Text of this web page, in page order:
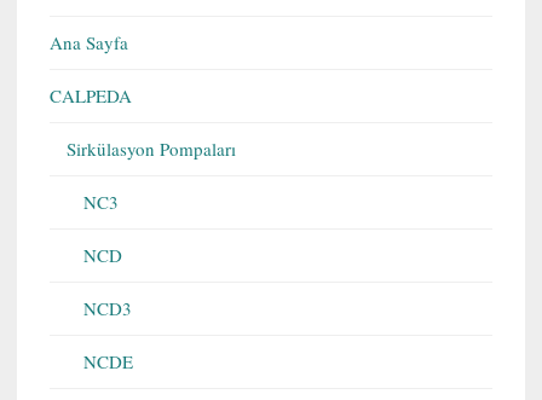
Ana Sayfa
CALPEDA
Sirkülasyon Pompaları
NC3
NCD
NCD3
NCDE